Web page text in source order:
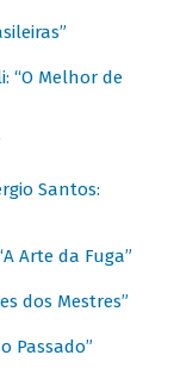
“O Melhor de
Santos:
Arte da Fuga”
dos Mestres”
Passado”